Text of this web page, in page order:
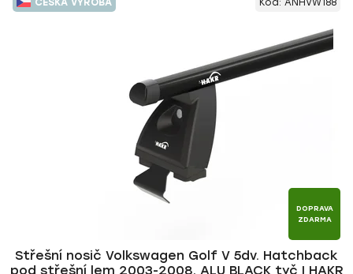
ČESKÁ VÝROBA
DOPRAVA
ZDARMA
Střešní nosič Volkswagen Golf V 5dv. Hatchback
pod střešní lem 2003-2008, ALU BLACK tyč | HAKR
Kód: ANHVW188